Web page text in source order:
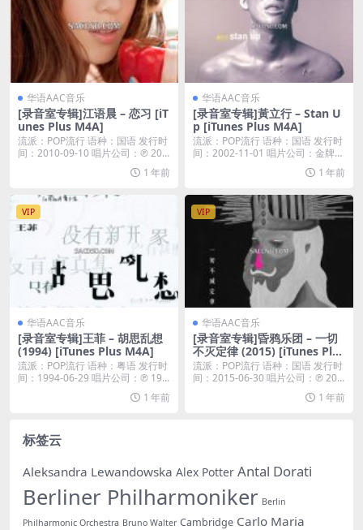
华语AAC音乐
[录音室专辑]江语晨 – 恋习 [iT
unes Plus M4A]
流派：POP流行 语种：国语 发行时
间：2010-09-10 唱片公司：℗ 20...
1 年前
华语AAC音乐
[录音室专辑]黃立行 – Stan U
p [iTunes Plus M4A]
流派：POP流行 语种：国语 发行时
间：2002-11-01 唱片公司：金牌大
1 年前
VIP
华语AAC音乐
[录音室专辑]王菲 – 胡思乱想
(1994) [iTunes Plus M4A]
流派：POP流行 语种：粤语 发行时
间：1994-06-29 唱片公司：℗ 19...
1 年前
VIP
华语AAC音乐
[录音室专辑]昏鸦乐团 – 一切
不灭定律 (2015) [iTunes Plus
M4A]
流派：POP流行 语种：国语 发行时
间：2015-06-30 唱片公司：℗ 20...
1 年前
标签云
Aleksandra Lewandowska Alex Potter Antal Dorati
Berliner Philharmoniker Berlin
Philharmonic Orchestra Bruno Walter Cambridge Carlo Maria